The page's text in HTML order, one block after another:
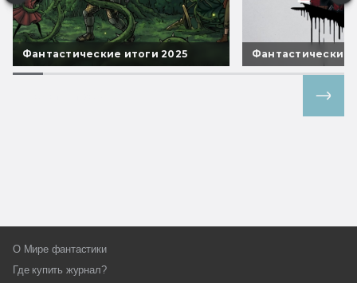
Фантастические итоги 2025 Фантастические
О Мире фантастики
Где купить журнал?